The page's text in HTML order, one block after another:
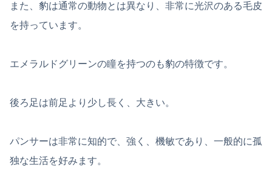
また、豹は通常の動物とは異なり、非常に光沢のある毛皮
を持っています。
エメラルドグリーンの瞳を持つのも豹の特徴です。
後ろ足は前足より少し長く、大きい。
パンサーは非常に知的で、強く、機敏であり、一般的に孤
独な生活を好みます。